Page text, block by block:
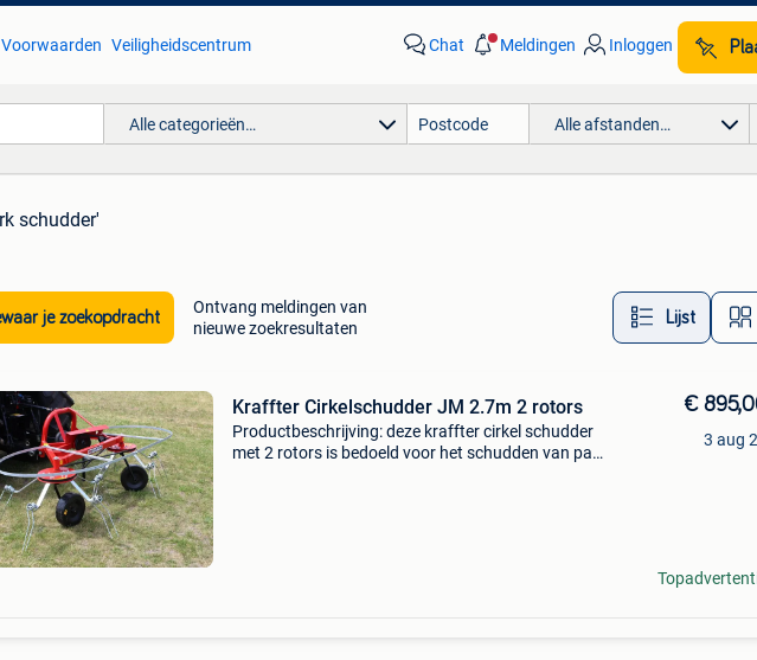
Voorwaarden Veiligheidscentrum Chat Meldingen Inloggen
Alle categorieën… Alle afstanden…
schudder'
je zoekopdracht
Ontvang meldingen van
nieuwe zoekresultaten
Lijst
Kraffter Cirkelschudder JM 2.7m 2 rotors
Productbeschrijving: deze kraffter cirkel schudder
met 2 rotors is bedoeld voor het schudden van pas
€
3 aug